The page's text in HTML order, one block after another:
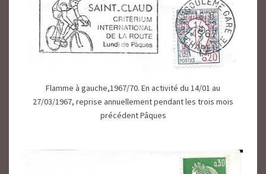
Flamme à gauche,1967/70. En activité du 14/01 au
27/03/1967, reprise annuellement pendant les trois mois
précédent Pâques